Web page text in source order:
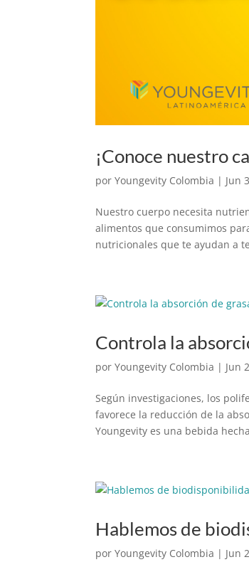
¡Conoce nuestro
porYoungevity Colombia | Jun
Nuestro cuerpo necesita
alimentos que consumimos
nutricionales que te ayudan a
Controla la
porYoungevity Colombia | Jun
Según investigaciones, los
favorece la reducción de la
Youngevity es una bebida
Hablemos de
porYoungevity Colombia | Jun